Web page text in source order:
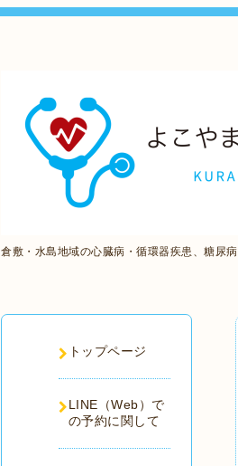
倉敷・水島地域の心臓病・循環器疾患、糖尿
トップページ
LINE（Web）で
の予約に関して